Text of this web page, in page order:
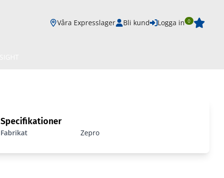
Våra Expresslager Bli kund Logga in 0
Specifikationer
Fabrikat Zepro